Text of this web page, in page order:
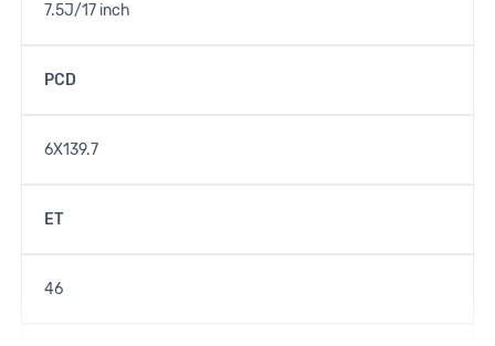
7.5J/17 inch
PCD
6X139.7
ET
46